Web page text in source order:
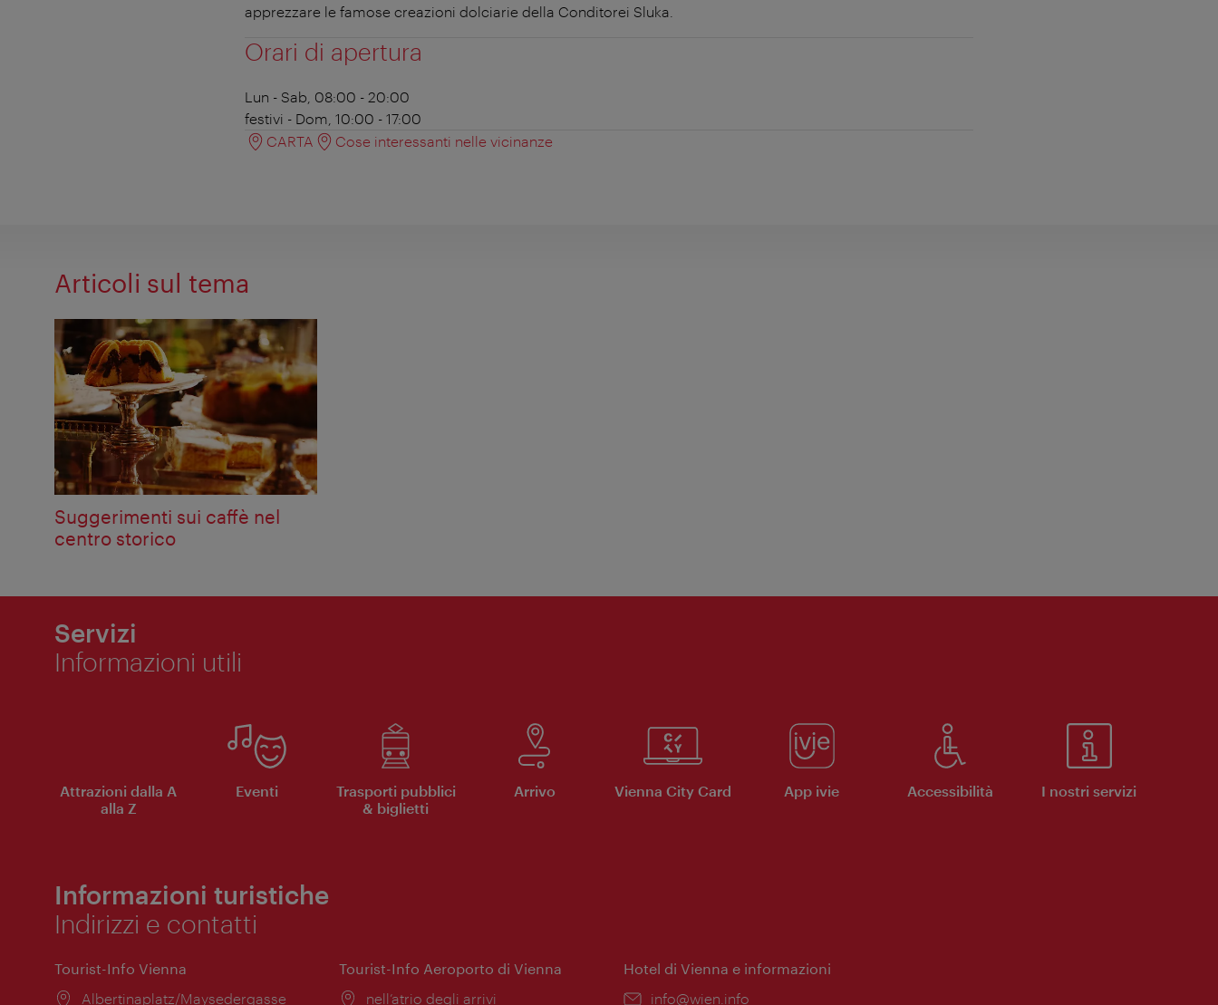
apprezzare le famose creazioni dolciarie della Conditorei Sluka.
Orari di apertura
Lun - Sab, 08:00 - 20:00
festivi - Dom, 10:00 - 17:00
CARTA
Cose interessanti nelle vicinanze
Articoli sul tema
Suggerimenti sui caffè nel
centro storico
Servizi
Informazioni utili
Attrazioni dalla A
alla Z
Eventi
Trasporti pubblici
& biglietti
Arrivo Vienna City Card App ivie Accessibilità I nostri servizi
Informazioni turistiche
Indirizzi e contatti
Tourist-Info Vienna
Posizione:
Albertinaplatz/Maysedergasse
Tourist-Info Aeroporto di Vienna
Posizione:
nell’atrio degli arrivi
Hotel di Vienna e informazioni
Email:
info@wien.info